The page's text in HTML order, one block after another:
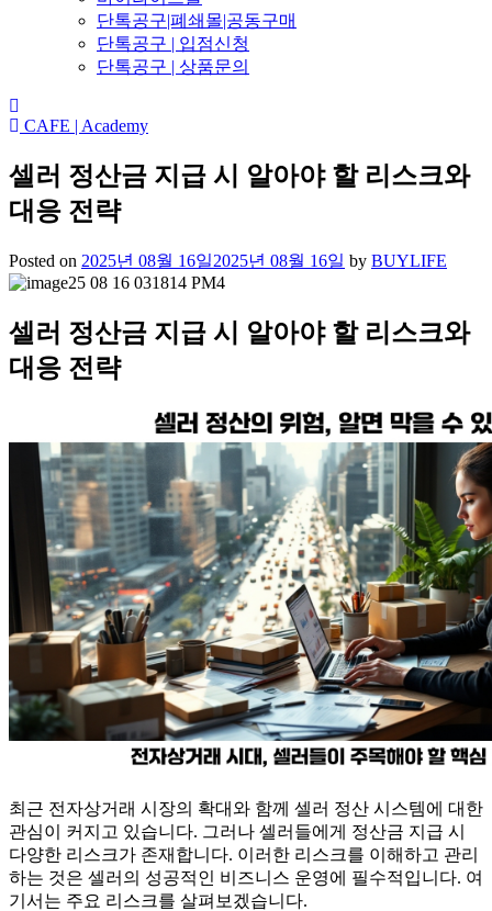
단톡공구|폐쇄몰|공동구매
단톡공구 | 입점신청
단톡공구 | 상품문의
CAFE | Academy
셀러 정산금 지급 시 알아야 할 리스크와
대응 전략
Posted on 2025년 08월 16일2025년 08월 16일 by BUYLIFE
셀러 정산금 지급 시 알아야 할 리스크와
대응 전략
최근 전자상거래 시장의 확대와 함께 셀러 정산 시스템에 대한
관심이 커지고 있습니다. 그러나 셀러들에게 정산금 지급 시
다양한 리스크가 존재합니다. 이러한 리스크를 이해하고 관리
하는 것은 셀러의 성공적인 비즈니스 운영에 필수적입니다. 여
기서는 주요 리스크를 살펴보겠습니다.